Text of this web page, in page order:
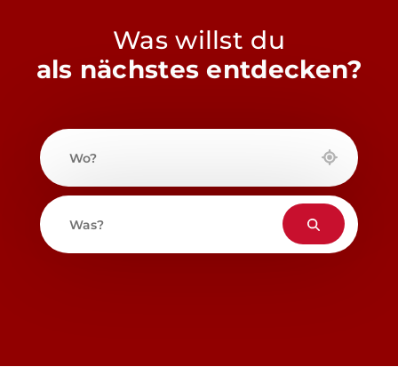
Was willst du
als nächstes entdecken?
Wo?
Was?